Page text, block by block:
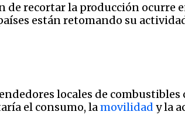
recortar la producción ocurre
están retomando su
locales de combustibles
el consumo, lamovilidad y la